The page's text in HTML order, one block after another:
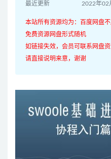
最近更新 2022年02
本站所有资源均为：百度网盘
免费资源网盘形式随机
如链接失效，会员可联系网盘
请直接说明来意，谢谢